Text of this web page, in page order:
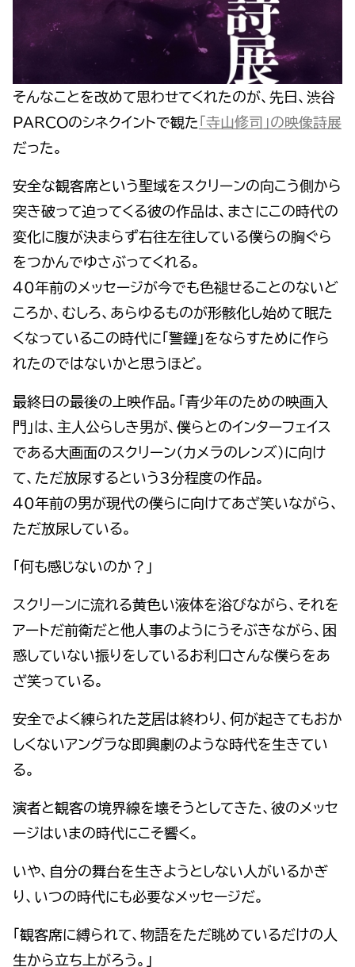
そんなことを改めて思わせてくれたのが、先日、渋谷
PARCOのシネクイントで観た
「寺山修司」の映像詩展
だった。
安全な観客席という聖域をスクリーンの向こう側から
突き破って迫ってくる彼の作品は、まさにこの時代の
変化に腹が決まらず右往左往している僕らの胸ぐら
をつかんでゆさぶってくれる。
40年前のメッセージが今でも色褪せることのないど
ころか、むしろ、あらゆるものが形骸化し始めて眠た
くなっているこの時代に「警鐘」をならすために作ら
れたのではないかと思うほど。
最終日の最後の上映作品。「青少年のための映画入
門」は、主人公らしき男が、僕らとのインターフェイス
である大画面のスクリーン（カメラのレンズ）に向け
て、ただ放尿するという3分程度の作品。
40年前の男が現代の僕らに向けてあざ笑いながら、
ただ放尿している。
「何も感じないのか？」
スクリーンに流れる黄色い液体を浴びながら、それを
アートだ前衛だと他人事のようにうそぶきながら、困
惑していない振りをしているお利口さんな僕らをあ
ざ笑っている。
安全でよく練られた芝居は終わり、何が起きてもおか
しくないアングラな即興劇のような時代を生きてい
る。
演者と観客の境界線を壊そうとしてきた、彼のメッセ
ージはいまの時代にこそ響く。
いや、自分の舞台を生きようとしない人がいるかぎ
り、いつの時代にも必要なメッセージだ。
「観客席に縛られて、物語をただ眺めているだけの人
生から立ち上がろう。」